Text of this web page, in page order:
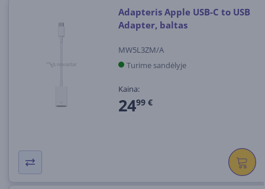
Adapteris Apple USB-C to USB
Adapter, baltas
MW5L3ZM/A
Turime sandėlyje
Kaina:
2499 €